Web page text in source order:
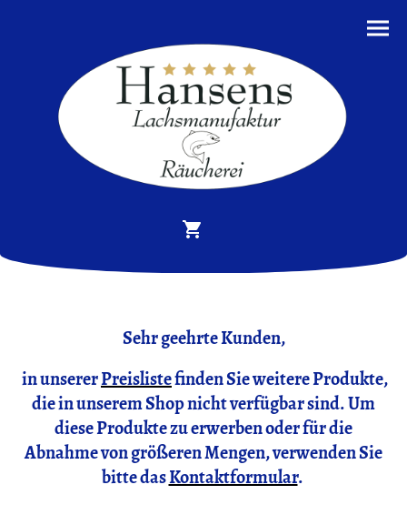
Sehr geehrte Kunden,
in unsererPreislistefinden Sie weitere Produkte,
die in unserem Shop nicht verfügbar sind. Um
diese Produkte zu erwerben oder für die
Abnahme von größeren Mengen, verwenden Sie
bitte dasKontaktformular.